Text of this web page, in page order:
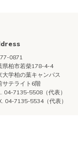
0871
県柏市若柴178-4-4
大学柏の葉キャンパス
サテライト6階
04-7135-5508（代表）
04-7135-5534（代表）